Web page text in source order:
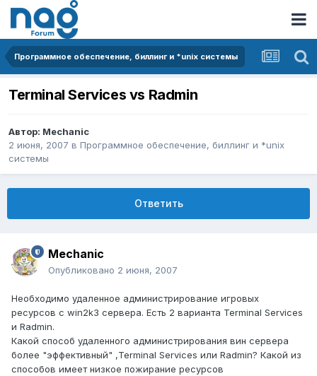
Программное обеспечение, биллинг и *unix системы
Terminal Services vs Radmin
Автор: Mechanic
2 июня, 2007 в Программное обеспечение, биллинг и *unix
системы
Ответить
Mechanic
Опубликовано 2 июня, 2007
Необходимо удаленное администрирование игровых
ресурсов с win2k3 сервера. Есть 2 варианта Terminal Services
и Radmin.
Какой способ удаленного администрирования вин сервера
более "эффективный" ,Terminal Services или Radmin? Какой из
способов имеет низкое пожирание ресурсов